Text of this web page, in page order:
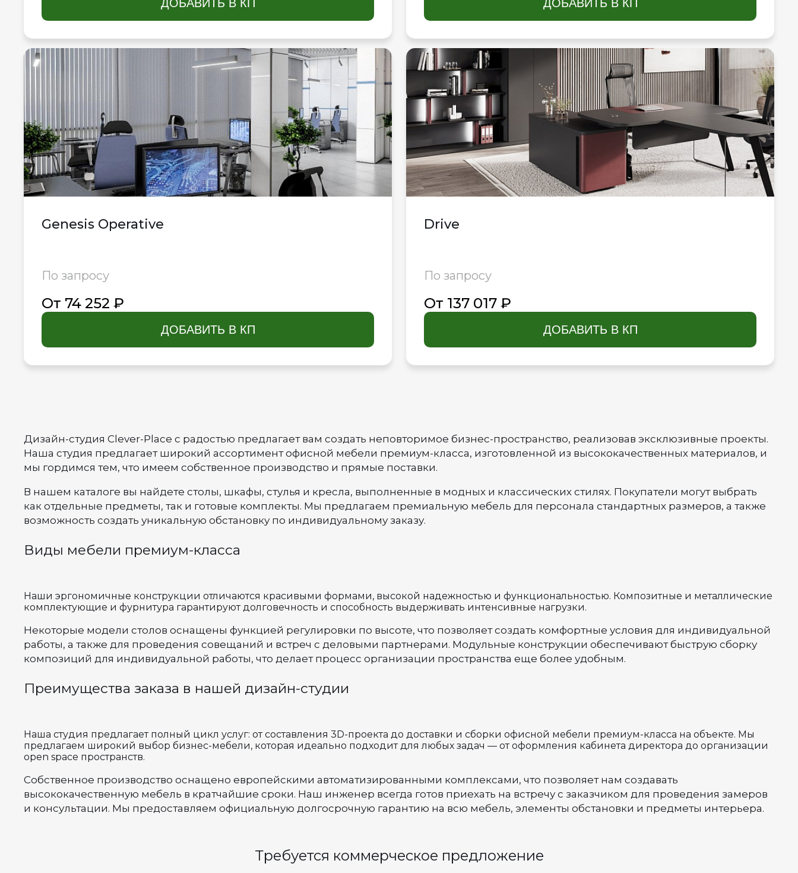
ДОБАВИТЬ В КП ДОБАВИТЬ В КП
Genesis Operative
По запросу
От 74 252 ₽
ДОБАВИТЬ В КП
Drive
По запросу
От 137 017 ₽
ДОБАВИТЬ В КП
Дизайн-студия Clever-Place с радостью предлагает вам создать неповторимое бизнес-пространство, реализовав эксклюзивные проекты.
Наша студия предлагает широкий ассортимент офисной мебели премиум-класса, изготовленной из высококачественных материалов, и
мы гордимся тем, что имеем собственное производство и прямые поставки.
В нашем каталоге вы найдете столы, шкафы, стулья и кресла, выполненные в модных и классических стилях. Покупатели могут выбрать
как отдельные предметы, так и готовые комплекты. Мы предлагаем премиальную мебель для персонала стандартных размеров, а также
возможность создать уникальную обстановку по индивидуальному заказу.
Виды мебели премиум-класса
Наши эргономичные конструкции отличаются красивыми формами, высокой надежностью и функциональностью. Композитные и металлические
комплектующие и фурнитура гарантируют долговечность и способность выдерживать интенсивные нагрузки.
Некоторые модели столов оснащены функцией регулировки по высоте, что позволяет создать комфортные условия для индивидуальной
работы, а также для проведения совещаний и встреч с деловыми партнерами. Модульные конструкции обеспечивают быструю сборку
композиций для индивидуальной работы, что делает процесс организации пространства еще более удобным.
Преимущества заказа в нашей дизайн-студии
Наша студия предлагает полный цикл услуг: от составления 3D-проекта до доставки и сборки офисной мебели премиум-класса на объекте. Мы
предлагаем широкий выбор бизнес-мебели, которая идеально подходит для любых задач — от оформления кабинета директора до организации
open space пространств.
Собственное производство оснащено европейскими автоматизированными комплексами, что позволяет нам создавать
высококачественную мебель в кратчайшие сроки. Наш инженер всегда готов приехать на встречу с заказчиком для проведения замеров
и консультации. Мы предоставляем официальную долгосрочную гарантию на всю мебель, элементы обстановки и предметы интерьера.
Требуется коммерческое предложение